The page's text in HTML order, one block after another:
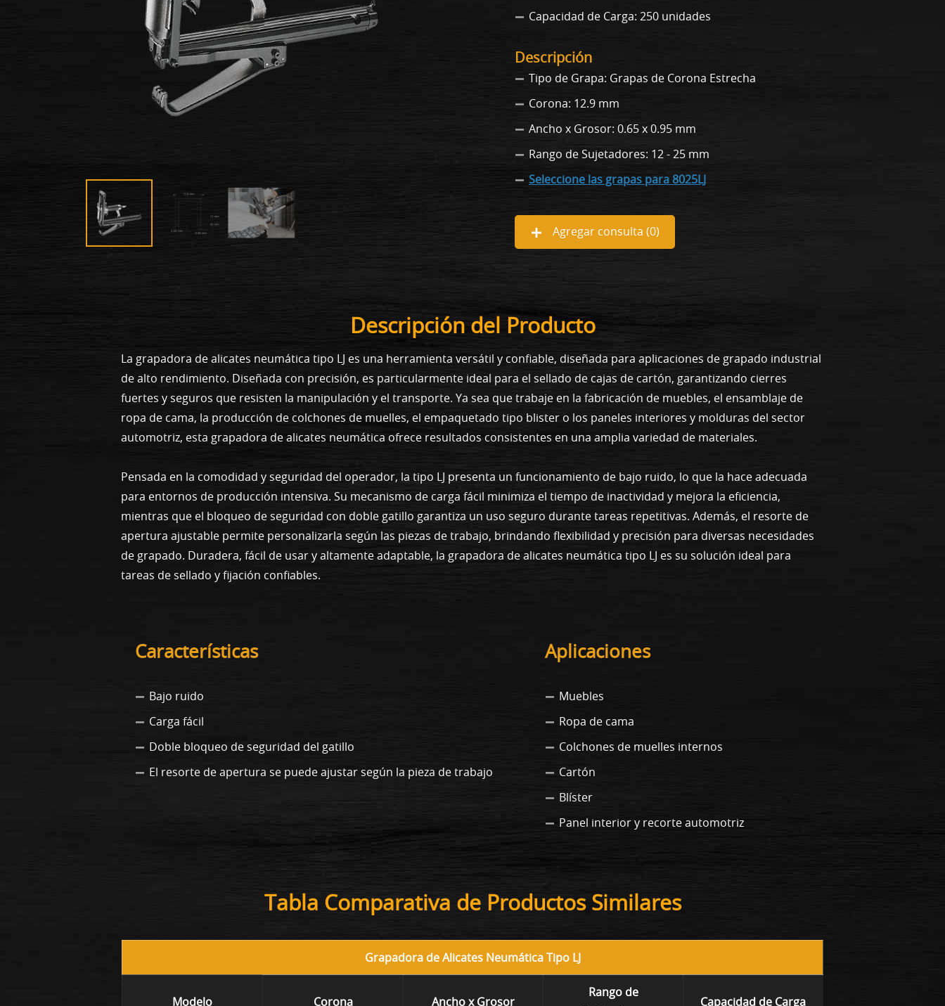
Capacidad de Carga: 250 unidades
Descripción
Tipo de Grapa: Grapas de Corona Estrecha
Corona: 12.9 mm
Ancho x Grosor: 0.65 x 0.95 mm
Rango de Sujetadores: 12 - 25 mm
Seleccione las grapas para 8025LJ
Agregar consulta (0)
Descripción del Producto
La grapadora de alicates neumática tipo LJ es una herramienta versátil y confiable, diseñada para aplicaciones de grapado industrial
de alto rendimiento. Diseñada con precisión, es particularmente ideal para el sellado de cajas de cartón, garantizando cierres
fuertes y seguros que resisten la manipulación y el transporte. Ya sea que trabaje en la fabricación de muebles, el ensamblaje de
ropa de cama, la producción de colchones de muelles, el empaquetado tipo blister o los paneles interiores y molduras del sector
automotriz, esta grapadora de alicates neumática ofrece resultados consistentes en una amplia variedad de materiales.
Pensada en la comodidad y seguridad del operador, la tipo LJ presenta un funcionamiento de bajo ruido, lo que la hace adecuada
para entornos de producción intensiva. Su mecanismo de carga fácil minimiza el tiempo de inactividad y mejora la eficiencia,
mientras que el bloqueo de seguridad con doble gatillo garantiza un uso seguro durante tareas repetitivas. Además, el resorte de
apertura ajustable permite personalizarla según las piezas de trabajo, brindando flexibilidad y precisión para diversas necesidades
de grapado. Duradera, fácil de usar y altamente adaptable, la grapadora de alicates neumática tipo LJ es su solución ideal para
tareas de sellado y fijación confiables.
Aplicaciones
Muebles
Ropa de cama
Colchones de muelles internos
Cartón
Blíster
Panel interior y recorte automotriz
Características
Bajo ruido
Carga fácil
Doble bloqueo de seguridad del gatillo
El resorte de apertura se puede ajustar según la pieza de trabajo
Tabla Comparativa de Productos Similares
Grapadora de Alicates Neumática Tipo LJ
Modelo Corona Ancho x Grosor
Rango de
Capacidad de Carga